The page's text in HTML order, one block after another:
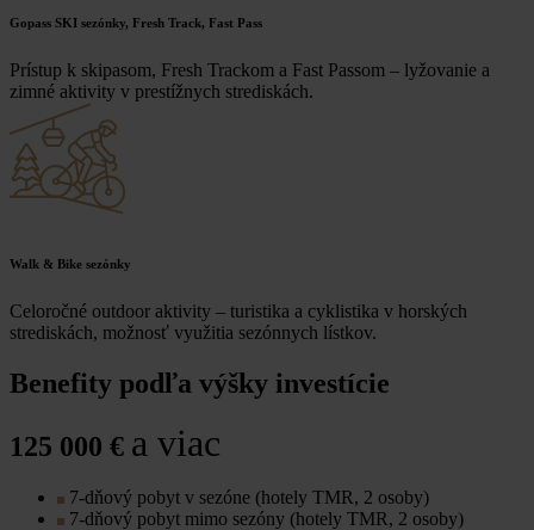
Gopass SKI sezónky, Fresh Track, Fast Pass
Prístup k skipasom, Fresh Trackom a Fast Passom – lyžovanie a
zimné aktivity v prestížnych strediskách.
Walk & Bike sezónky
Celoročné outdoor aktivity – turistika a cyklistika v horských
strediskách, možnosť využitia sezónnych lístkov.
Benefity podľa výšky investície
125 000 € a viac
7-dňový pobyt v sezóne (hotely TMR, 2 osoby)
7-dňový pobyt mimo sezóny (hotely TMR, 2 osoby)